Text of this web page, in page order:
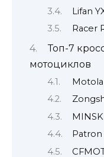
Lifan
Racer
Топ-7
мотоциклов
Patron